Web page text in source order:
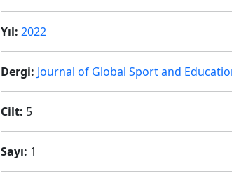
Yıl: 2022
Dergi: Journal of Global Sport and
Cilt: 5
Sayı: 1